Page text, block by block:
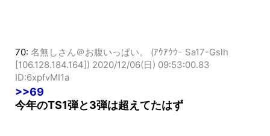
70:名無しさん＠お腹いっぱい。 (ｱｳｱｳｳｰ Sa17-Gslh
[106.128.184.164])
ID:6xpfvMI1a
>>69